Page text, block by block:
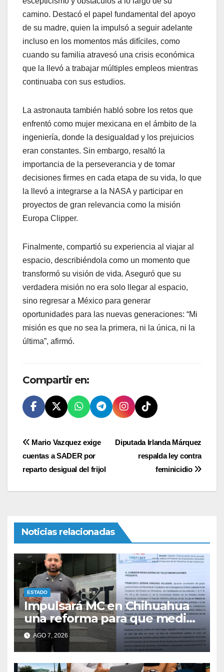
camino. Destacó el papel fundamental del apoyo
de su madre, quien la impulsó a seguir adelante
incluso en los momentos más difíciles, como
cuando su familia atravesó una crisis económica
que la llevó a trabajar múltiples empleos mientras
continuaba con sus estudios.
La astronauta también habló sobre los retos que
enfrentó como mujer mexicana en el ámbito de la
ingeniería, donde la desigualdad y los prejuicios
eran constantes. Sin embargo, resaltó la
importancia de la perseverancia y de tomar
decisiones firmes en cada etapa de su vida, lo que
la llevó a integrarse a la NASA y participar en
proyectos de gran relevancia como la misión
Europa Clipper.
Finalmente, compartió su experiencia al viajar al
espacio, describiéndola como un momento que
transformó su visión de vida. Aseguró que su
verdadera misión no era solo llegar al espacio,
sino regresar a México para generar
oportunidades para las nuevas generaciones: “Mi
misión es que no sea la primera, ni la única, ni la
última”, afirmó.
Compartir en:
Navegación
de
entradas
Diputada Irlanda Márquez
respalda ley contra
feminicidio
Mario Vazquez exige
cuentas a SADER por
reparto desigual del frijol
Noticias relacionadas
ESTADO
Impulsará MC en Chihuahua
una reforma para que medios
de comunicación no se
sometan a lineamientos de la
Ley Censura.
AGO 7, 2026